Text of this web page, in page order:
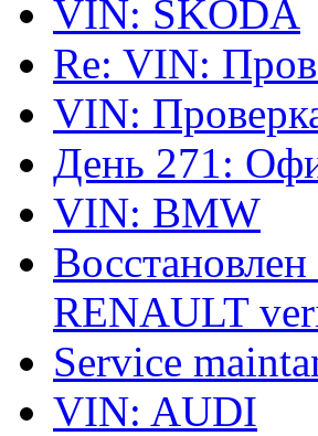
VIN: SKODA
Re: VIN:
VIN:
День 271:
VIN: BMW
RENAULT
Service
VIN: AUDI